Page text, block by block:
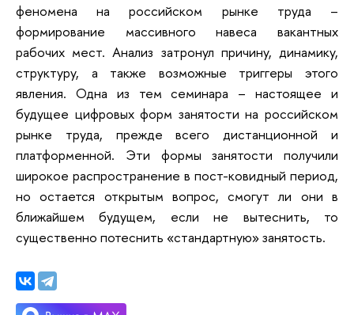
феномена на российском рынке труда –
формирование массивного навеса вакантных
рабочих мест. Анализ затронул причину, динамику,
структуру, а также возможные триггеры этого
явления. Одна из тем семинара – настоящее и
будущее цифровых форм занятости на российском
рынке труда, прежде всего дистанционной и
платформенной. Эти формы занятости получили
широкое распространение в пост-ковидный период,
но остается открытым вопрос, смогут ли они в
ближайшем будущем, если не вытеснить, то
существенно потеснить «стандартную» занятость.